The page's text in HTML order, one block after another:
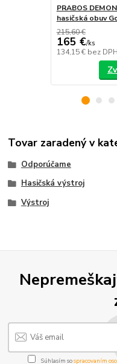
PRABOS
hasičská obuv
215,60 €
165 €/ks
134,15 € bez DPH
Tovar zaradený v
Odporúčame
Hasičská výstroj
Výstroj
Súhlasím sospracovaním